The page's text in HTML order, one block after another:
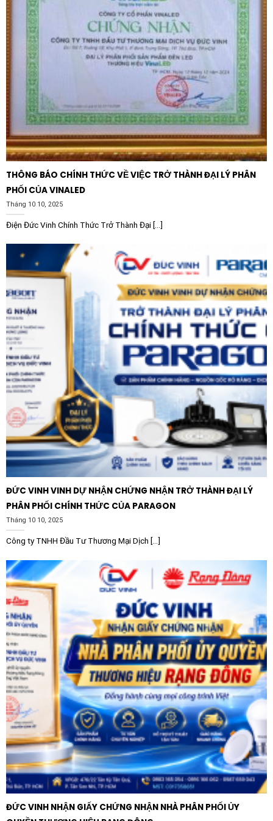
100A, thiết bị đáp ứng tốt nhu cầu của các động cơ
công suất trung bình và lớn, các máy móc sản xuất
công nghiệp mà không xảy ra tình trạng nóng máy hay
quá tải cục bộ tại tiếp điểm.
Lợi ích khi sử dụng thiết bị thương hiệu
VINAKIP
Khi lựa chọn Cầu dao hộp sắt Vinakip 3 pha 3 cực
100A, khách hàng không chỉ mua một sản phẩm kỹ
thuật mà còn nhận được giá trị thương hiệu từ
VINAKIP. Đây là hãng sản xuất thiết bị điện uy tín, luôn
cam kết về chất lượng trên từng sản phẩm xuất
xưởng.
Sử dụng sản phẩm chính hãng giúp tiết kiệm chi phí
đặt và sửa chữa Cầu dao hộp sắt Vinakip 3 pha 3 cực
100A trở nên rất dễ dàng đối với các kỹ thuật viên
điện. Bên cạnh đó, mạng lưới phân phối rộng khắp giúp
người dùng dễ dàng tìm kiếm phụ tùng thay thế khi cần
thiết.
Ứng dụng thực tiễn của sản phẩm
Cầu dao hộp sắt Vinakip 3 pha 3 cực 100A được ứng
dụng rộng rãi trong nhiều lĩnh vực khác nhau, khẳng
định tính đa năng và hiệu quả:
Trong công nghiệp:Làm thiết bị đóng cắt tổng cho
các dây chuyền sản xuất nhỏ, các máy công cụ như
máy tiện, máy phay, máy nén khí sử dụng điện 3 pha.
Trong nông nghiệp: Điều khiển hệ thống máy bơm
tưới tiêu công suất lớn, hệ thống quạt thông gió
trong các trang trại chăn nuôi quy mô công nghiệp.
Trong dân dụng và thương mại:
tổng của các nhà xưởng, kho bãi hoặc các tòa nhà
Tại các công trường xây dựng: Sử dụng làm tủ điện
tạm thời nhờ tính linh động và độ bền cao của vỏ
hộp sắt khi phải di chuyển thường xuyên.
Hướng dẫn lắp đặt và sử dụng an toàn
Để Cầu dao hộp sắt Vinakip 3 pha 3 cực 100A phát huy
tối đa hiệu quả, quá trình lắp đặt cần tuân thủ các quy
tắc an toàn kỹ thuật điện:
Trước khi lắp đặt, hãy đảm bảo rằng nguồn điện đã
được ngắt hoàn toàn. Thiết bị nên được gắn trên bề
mặt phẳng, chắc chắn và ở vị trí khô ráo, tránh ánh
nắng trực tiếp hoặc nơi có độ ẩm quá cao. Khi đấu nối
dây điện, cần siết chặt các ốc vít tại đầu cực để đảm
bảo tiếp xúc tốt nhất, tránh tình trạng lỏng lẻo gây
phóng điện hoặc sinh nhiệt.
THÔNG BÁO CHÍNH THỨC VỀ VIỆC TRỞ THÀNH ĐẠI LÝ PHÂN
PHỐI CỦA VINALED
Tháng 10 10, 2025
Điện Đức Vinh Chính Thức Trở Thành Đại [...]
ĐỨC VINH VINH DỰ NHẬN CHỨNG NHẬN TRỞ THÀNH ĐẠI LÝ
PHÂN PHỐI CHÍNH THỨC CỦA PARAGON
Tháng 10 10, 2025
Công ty TNHH Đầu Tư Thương Mại Dịch [...]
ĐỨC VINH NHẬN GIẤY CHỨNG NHẬN NHÀ PHÂN PHỐI ỦY